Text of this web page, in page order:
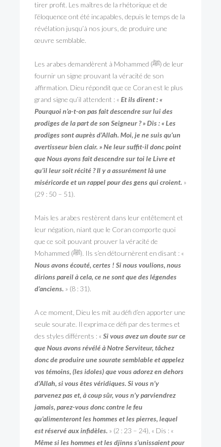
tirer profit. Les maîtres de la rhétorique et de
l’éloquence ont été incapables, depuis le temps de la
révélation jusqu’à nos jours, de produire une
œuvre semblable.
Les arabes demandèrent à Mohammed (ﷺ) de leur
fournir un signe prouvant la véracité de son
affirmation. Dieu répondit que ce Coran est le plus
grand signe qu’il attendent : « Et ils dirent : «
Pourquoi n’a-t-on pas fait descendre sur lui des
prodiges de la part de son Seigneur ? » Dis : « Les
prodiges sont auprès d’Allah. Moi, je ne suis qu’un
avertisseur bien clair. » Ne leur suffit-il donc point
que Nous ayons fait descendre sur toi le Livre et
qu’il leur soit récité ? Il y a assurément là une
miséricorde et un rappel pour des gens qui croient. »
(29 : 50 – 51).
Mais les arabes restèrent dans leur entêtement et
leur négation, niant que le Coran comporte quoi
que ce soit pouvant prouver la véracité de
Mohammed (ﷺ). Ils s’en détournèrent en disant : «
Nous avons écouté, certes ! Si nous voulions, nous
dirions pareil à cela, ce ne sont que des légendes
d’anciens. » (8 : 31).
A ce moment, Dieu les mit au défi d’en apporter une
seule sourate. Il exprima ce défi par des termes et
des styles différents : « Si vous avez un doute sur ce
que Nous avons révélé à Notre Serviteur, tâchez
donc de produire une sourate semblable et appelez
vos témoins, (les idoles) que vous adorez en dehors
d’Allah, si vous êtes véridiques. Si vous n’y
parvenez pas et, à coup sûr, vous n’y parviendrez
jamais, parez-vous donc contre le feu
qu’alimenteront les hommes et les pierres, lequel
est réservé aux infidèles. » (2 : 23 – 24), « Dis : «
Même si les hommes et les djinns s’unissaient pour